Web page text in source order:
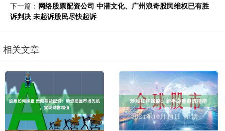
下一篇： 网络股票配资公司 中潜文化、广州浪奇股民维权已有胜
诉判决 未起诉股民尽快起诉
相关文章